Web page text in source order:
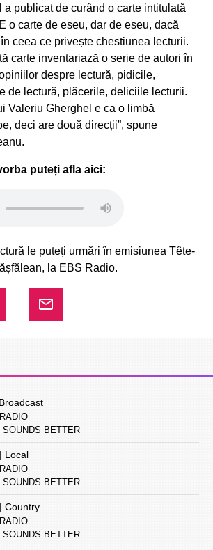
a publicat de curând o carte intitulată
o carte de eseu, dar de eseu, dacă
ceea ce privește chestiunea lecturii.
carte inventariază o serie de autori în
despre lectură, pidicile,
de lectură, plăcerile, deliciile lecturii.
Valeriu Gherghel e ca o limbă
deci are două direcții”, spune
puteți afla aici:
le puteți urmări în emisiunea Tête-
la EBS Radio.
SOUNDS BETTER
Local
SOUNDS BETTER
Country
SOUNDS BETTER